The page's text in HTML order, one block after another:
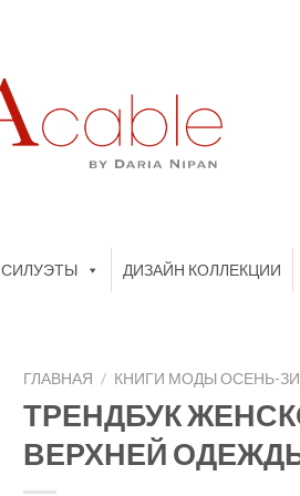
СИЛУЭТЫ ДИЗАЙН КОЛЛЕКЦИИ
ГЛАВНАЯ / КНИГИ МОДЫ ОСЕНЬ-
ТРЕНДБУК
ВЕРХНЕЙ